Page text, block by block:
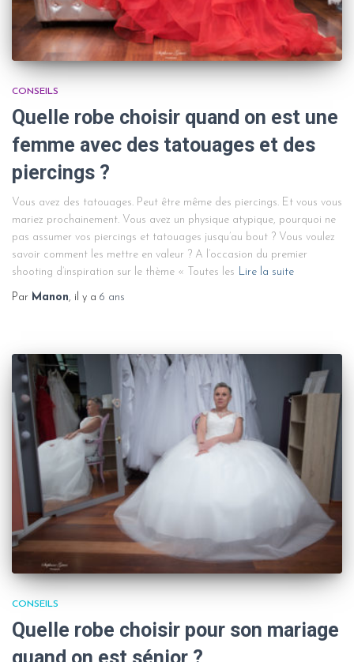
CONSEILS
Quelle robe choisir quand on est une
femme avec des tatouages et des
piercings ?
Vous avez des tatouages. Peut être même des piercings. Et vous vous
mariez prochainement. Vous avez un physique atypique, pourquoi ne
pas assumer vos piercings et tatouages jusqu’au bout ? Vous voulez
savoir comment les mettre en valeur ? A l’occasion du premier
shooting d’inspiration sur le thème « Toutes les Lire la suite
Par Manon, il y a 6 ans
CONSEILS
Quelle robe choisir pour son mariage